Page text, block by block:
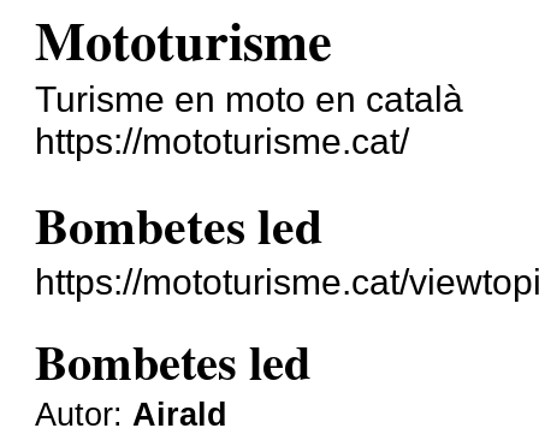
Mototurisme
Turisme en moto en català
https://mototurisme.cat/
Bombetes led
https://mototurisme.cat/
Bombetes led
Autor: Airald